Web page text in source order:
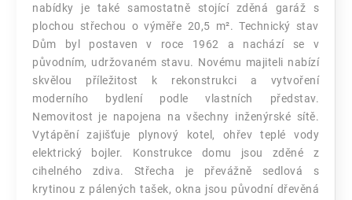
nabídky je také samostatně stojící zděná garáž s
plochou střechou o výměře 20,5 m². Technický stav
Dům byl postaven v roce 1962 a nachází se v
původním, udržovaném stavu. Novému majiteli nabízí
skvělou příležitost k rekonstrukci a vytvoření
moderního bydlení podle vlastních představ.
Nemovitost je napojena na všechny inženýrské sítě.
Vytápění zajišťuje plynový kotel, ohřev teplé vody
elektrický bojler. Konstrukce domu jsou zděné z
cihelného zdiva. Střecha je převážně sedlová s
krytinou z pálených tašek, okna jsou původní dřevěná